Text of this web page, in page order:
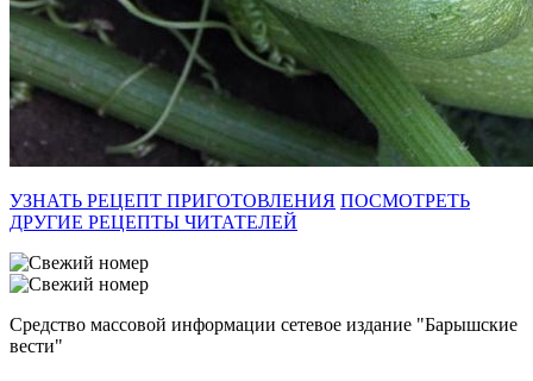
УЗНАТЬ РЕЦЕПТ ПРИГОТОВЛЕНИЯ ПОСМОТРЕТЬ
ДРУГИЕ РЕЦЕПТЫ ЧИТАТЕЛЕЙ
Средство массовой информации сетевое издание "Барышские
вести"